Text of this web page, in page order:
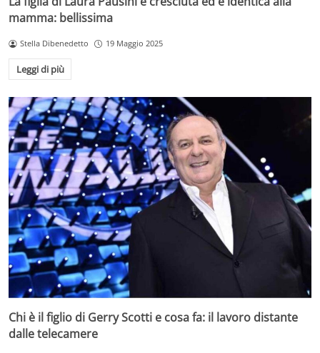
mamma: bellissima
Stella Dibenedetto 19 Maggio 2025
Leggi di più
Chi è il figlio di Gerry Scotti e cosa fa: il lavoro distante
dalle telecamere